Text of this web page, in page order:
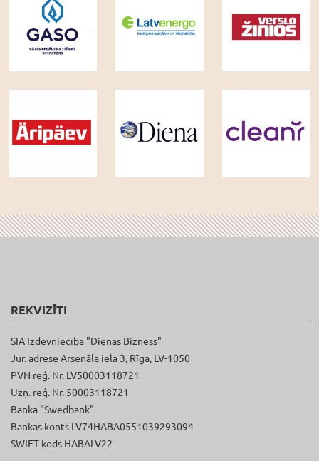
REKVIZĪTI
SIA Izdevniecība "Dienas Bizness"
Jur. adrese Arsenāla iela 3, Rīga, LV-1050
PVN reģ. Nr. LV50003118721
Uzņ. reģ. Nr. 50003118721
Banka "Swedbank"
Bankas konts LV74HABA0551039293094
SWIFT kods HABALV22